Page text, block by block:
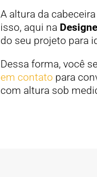
A altura da
isso, aqui na
do seu projeto para
Dessa forma, você
em contato para
com altura sob